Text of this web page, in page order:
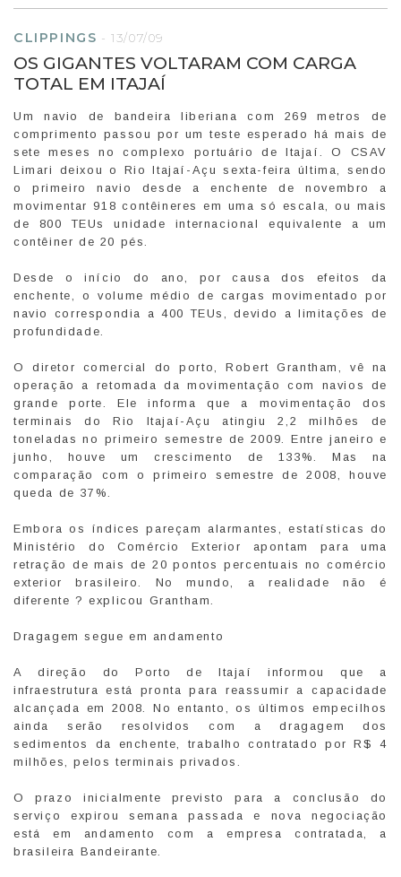
CLIPPINGS -13/07/09
OS GIGANTES VOLTARAM COM CARGA
TOTAL EM ITAJAÍ
Um navio de bandeira liberiana com 269 metros de
comprimento passou por um teste esperado há mais de
sete meses no complexo portuário de Itajaí. O CSAV
Limari deixou o Rio Itajaí-Açu sexta-feira última, sendo
o primeiro navio desde a enchente de novembro a
movimentar 918 contêineres em uma só escala, ou mais
de 800 TEUs unidade internacional equivalente a um
contêiner de 20 pés.
Desde o início do ano, por causa dos efeitos da
enchente, o volume médio de cargas movimentado por
navio correspondia a 400 TEUs, devido a limitações de
profundidade.
O diretor comercial do porto, Robert Grantham, vê na
operação a retomada da movimentação com navios de
grande porte. Ele informa que a movimentação dos
terminais do Rio Itajaí-Açu atingiu 2,2 milhões de
toneladas no primeiro semestre de 2009. Entre janeiro e
junho, houve um crescimento de 133%. Mas na
comparação com o primeiro semestre de 2008, houve
queda de 37%.
Embora os índices pareçam alarmantes, estatísticas do
Ministério do Comércio Exterior apontam para uma
retração de mais de 20 pontos percentuais no comércio
exterior brasileiro. No mundo, a realidade não é
diferente ? explicou Grantham.
Dragagem segue em andamento
A direção do Porto de Itajaí informou que a
infraestrutura está pronta para reassumir a capacidade
alcançada em 2008. No entanto, os últimos empecilhos
ainda serão resolvidos com a dragagem dos
sedimentos da enchente, trabalho contratado por R$ 4
milhões, pelos terminais privados.
O prazo inicialmente previsto para a conclusão do
serviço expirou semana passada e nova negociação
está em andamento com a empresa contratada, a
brasileira Bandeirante.